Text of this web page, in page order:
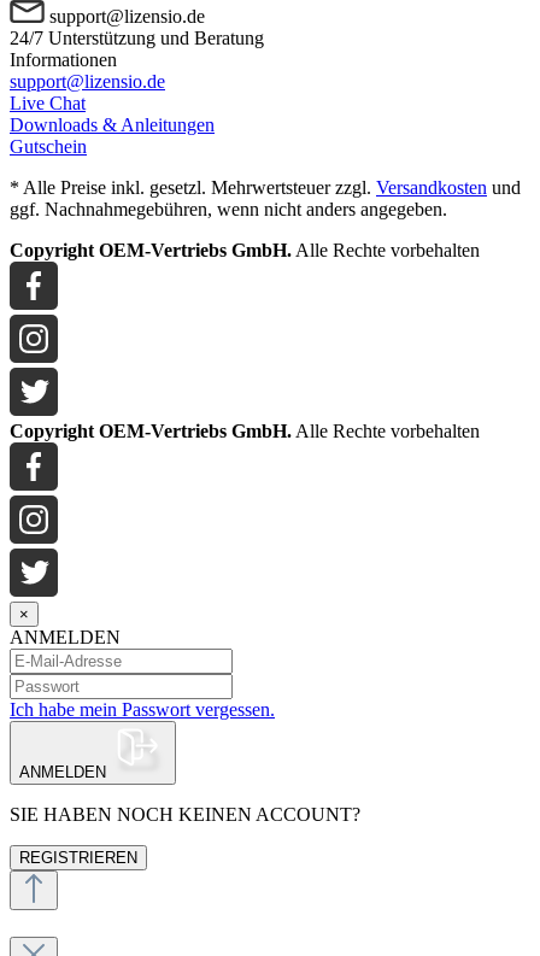
support@lizensio.de
24/7 Unterstützung und Beratung
Informationen
support@lizensio.de
Live Chat
Downloads & Anleitungen
Gutschein
* Alle Preise inkl. gesetzl. Mehrwertsteuer zzgl. Versandkosten und
ggf. Nachnahmegebühren, wenn nicht anders angegeben.
Copyright OEM-Vertriebs GmbH. Alle Rechte vorbehalten
Copyright OEM-Vertriebs GmbH. Alle Rechte vorbehalten
×
ANMELDEN
Ich habe mein Passwort vergessen.
ANMELDEN
SIE HABEN NOCH KEINEN ACCOUNT?
REGISTRIEREN